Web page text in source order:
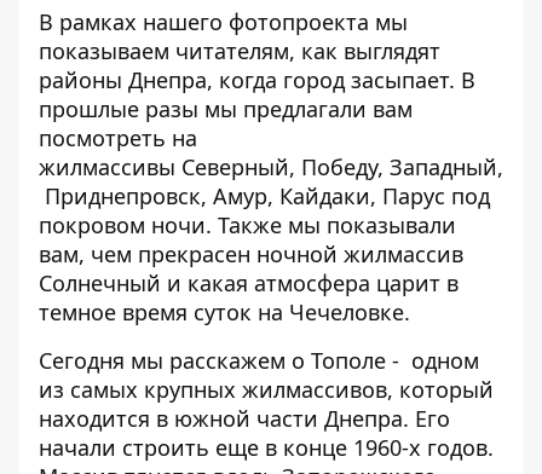
В рамках нашего фотопроекта мы
показываем читателям, как выглядят
районы Днепра, когда город засыпает. В
прошлые разы мы предлагали вам
посмотреть на
жилмассивы Северный, Победу, Западный,
Приднепровск, Амур, Кайдаки, Парус под
покровом ночи. Также мы показывали
вам, чем прекрасен ночной жилмассив
Солнечный и какая атмосфера царит в
темное время суток на Чечеловке.
Сегодня мы расскажем о Тополе - одном
из самых крупных жилмассивов, который
находится в южной части Днепра. Его
начали строить еще в конце 1960-х годов.